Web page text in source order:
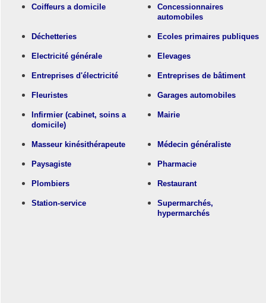
Coiffeurs a domicile
Concessionnaires
automobiles
Déchetteries Ecoles primaires publiques
Electricité générale Elevages
Entreprises d'électricité Entreprises de bâtiment
Fleuristes Garages automobiles
Infirmier (cabinet, soins a
domicile)
Mairie
Masseur kinésithérapeute Médecin généraliste
Paysagiste Pharmacie
Plombiers Restaurant
Station-service
Supermarchés,
hypermarchés